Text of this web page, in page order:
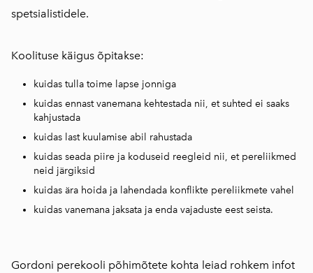
spetsialistidele.
Koolituse käigus õpitakse:
kuidas tulla toime lapse jonniga
kuidas ennast vanemana kehtestada nii, et suhted ei saaks
kahjustada
kuidas last kuulamise abil rahustada
kuidas seada piire ja koduseid reegleid nii, et pereliikmed
neid järgiksid
kuidas ära hoida ja lahendada konflikte pereliikmete vahel
kuidas vanemana jaksata ja enda vajaduste eest seista.
Gordoni perekooli põhimõtete kohta leiad rohkem infot